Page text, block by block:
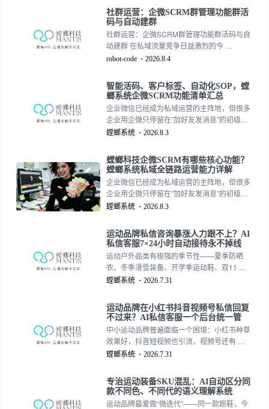
的同时，显著提升了客户响应速度和营销转化
效果。对于正在布局私域流量的企业而言，选
择一套功能完善的企微SCRM系统，将是提升
社群运营竞争力的关键一步。
社群运营：企微SCRM群管理功能群活
码与自动建群
社群运营：企微SCRM群管理功能群活码与自
动建群 在私域流量竞争日益激烈的今 …
robot-code 2026.8.4
智能活码、客户标签、自动化SOP，螳
螂系统企微SCRM功能清单汇总
企业微信已经成为私域运营的主阵地，但很多
企业用企微只停留在”加好友发消息”的初级阶
段。客户加进来了，不知道怎么分层；消息发
客户资产跟着流失。真正的问题不是”有没有用
企微”，而是”有没有用好企微”。螳螂科技企微
SCRM系统，覆盖从获客到复购的全链路私域
运营能力。
螳螂系统 2026.8.3
螳螂科技企微SCRM有哪些核心功能？
螳螂系统私域全链路运营能力详解
企业微信已经成为私域运营的主阵地，但很多
企业用企微只停留在”加好友发消息”的初级阶
段。客户加进来了，不知道怎么分层；消息发
客户资产跟着流失。真正的问题不是”有没有用
企微”，而是”有没有用好企微”。螳螂科技企微
SCRM系统，覆盖从获客到复购的全链路私域
运营能力。
螳螂系统 2026.8.3
运动品牌私信咨询暴涨人力跟不上？AI
私信客服7×24小时自动接待永不掉线
运动户外品类有极强的季节性——夏季防晒
衣、冬季滑雪装备、开学季运动鞋、双11 …
螳螂系统 2026.7.31
运动品牌在小红书抖音视频号私信回复
不过来？AI私信客服一个后台统一管
中小运动品牌普遍面临一个困境：小红书种草
效果好，抖音短视频也引流，视频号还有 …
螳螂系统 2026.7.31
专治运动装备SKU混乱：AI自动区分同
款不同色、不同代的语义理解系统
运动品牌最爱做“微迭代”——同一款跑鞋，今